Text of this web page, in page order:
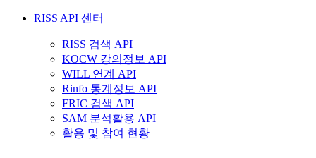
RISS API 센터
RISS 검색 API
KOCW 강의정보 API
WILL 연계 API
Rinfo 통계정보 API
FRIC 검색 API
SAM 분석활용 API
활용 및 참여 현황